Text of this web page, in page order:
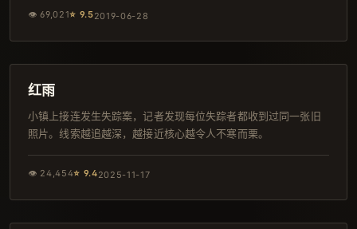
👁69,021⭐ 9.52019-06-28
韩剧
红雨
小镇上接连发生失踪案，记者发现每位失踪者都收到过同一张旧
照片。线索越追越深，越接近核心越令人不寒而栗。
👁 24,454⭐ 9.42025-11-17